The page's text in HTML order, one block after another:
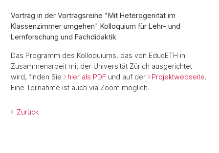
Vortrag in der Vortragsreihe "Mit Heterogenität im
Klassenzimmer umgehen" Kolloquium für Lehr- und
Lernforschung und Fachdidaktik.
Das Programm des Kolloquiums, das von EducETH in
Zusammenarbeit mit der Universität Zürich ausgerichtet
wird, finden Sie
hier als PDF und auf der Projektwebseite.
Eine Teilnahme ist auch via Zoom möglich.
Zurück